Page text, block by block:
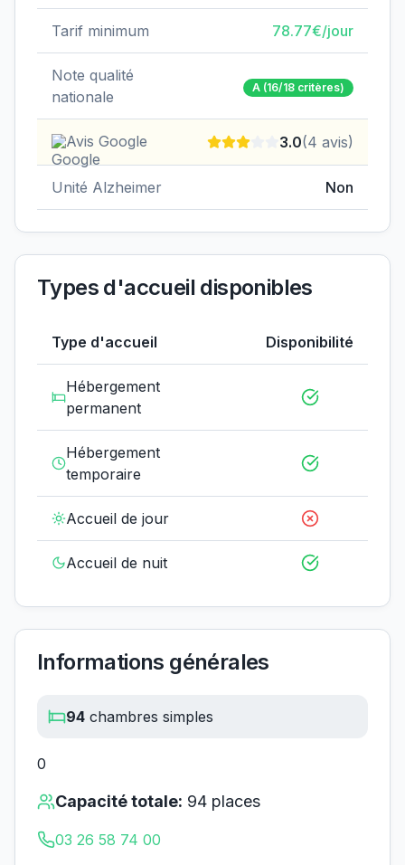
Tarif minimum 78.77€/jour
Note qualité
nationale
A (16/18 critères)
Avis Google 3.0(4 avis)
Unité Alzheimer Non
Types d'accueil disponibles
Type d'accueil Disponibilité
Hébergement
permanent
Hébergement
temporaire
Accueil de jour
Accueil de nuit
Informations générales
94 chambres simples
0
Capacité totale: 94 places
03 26 58 74 00